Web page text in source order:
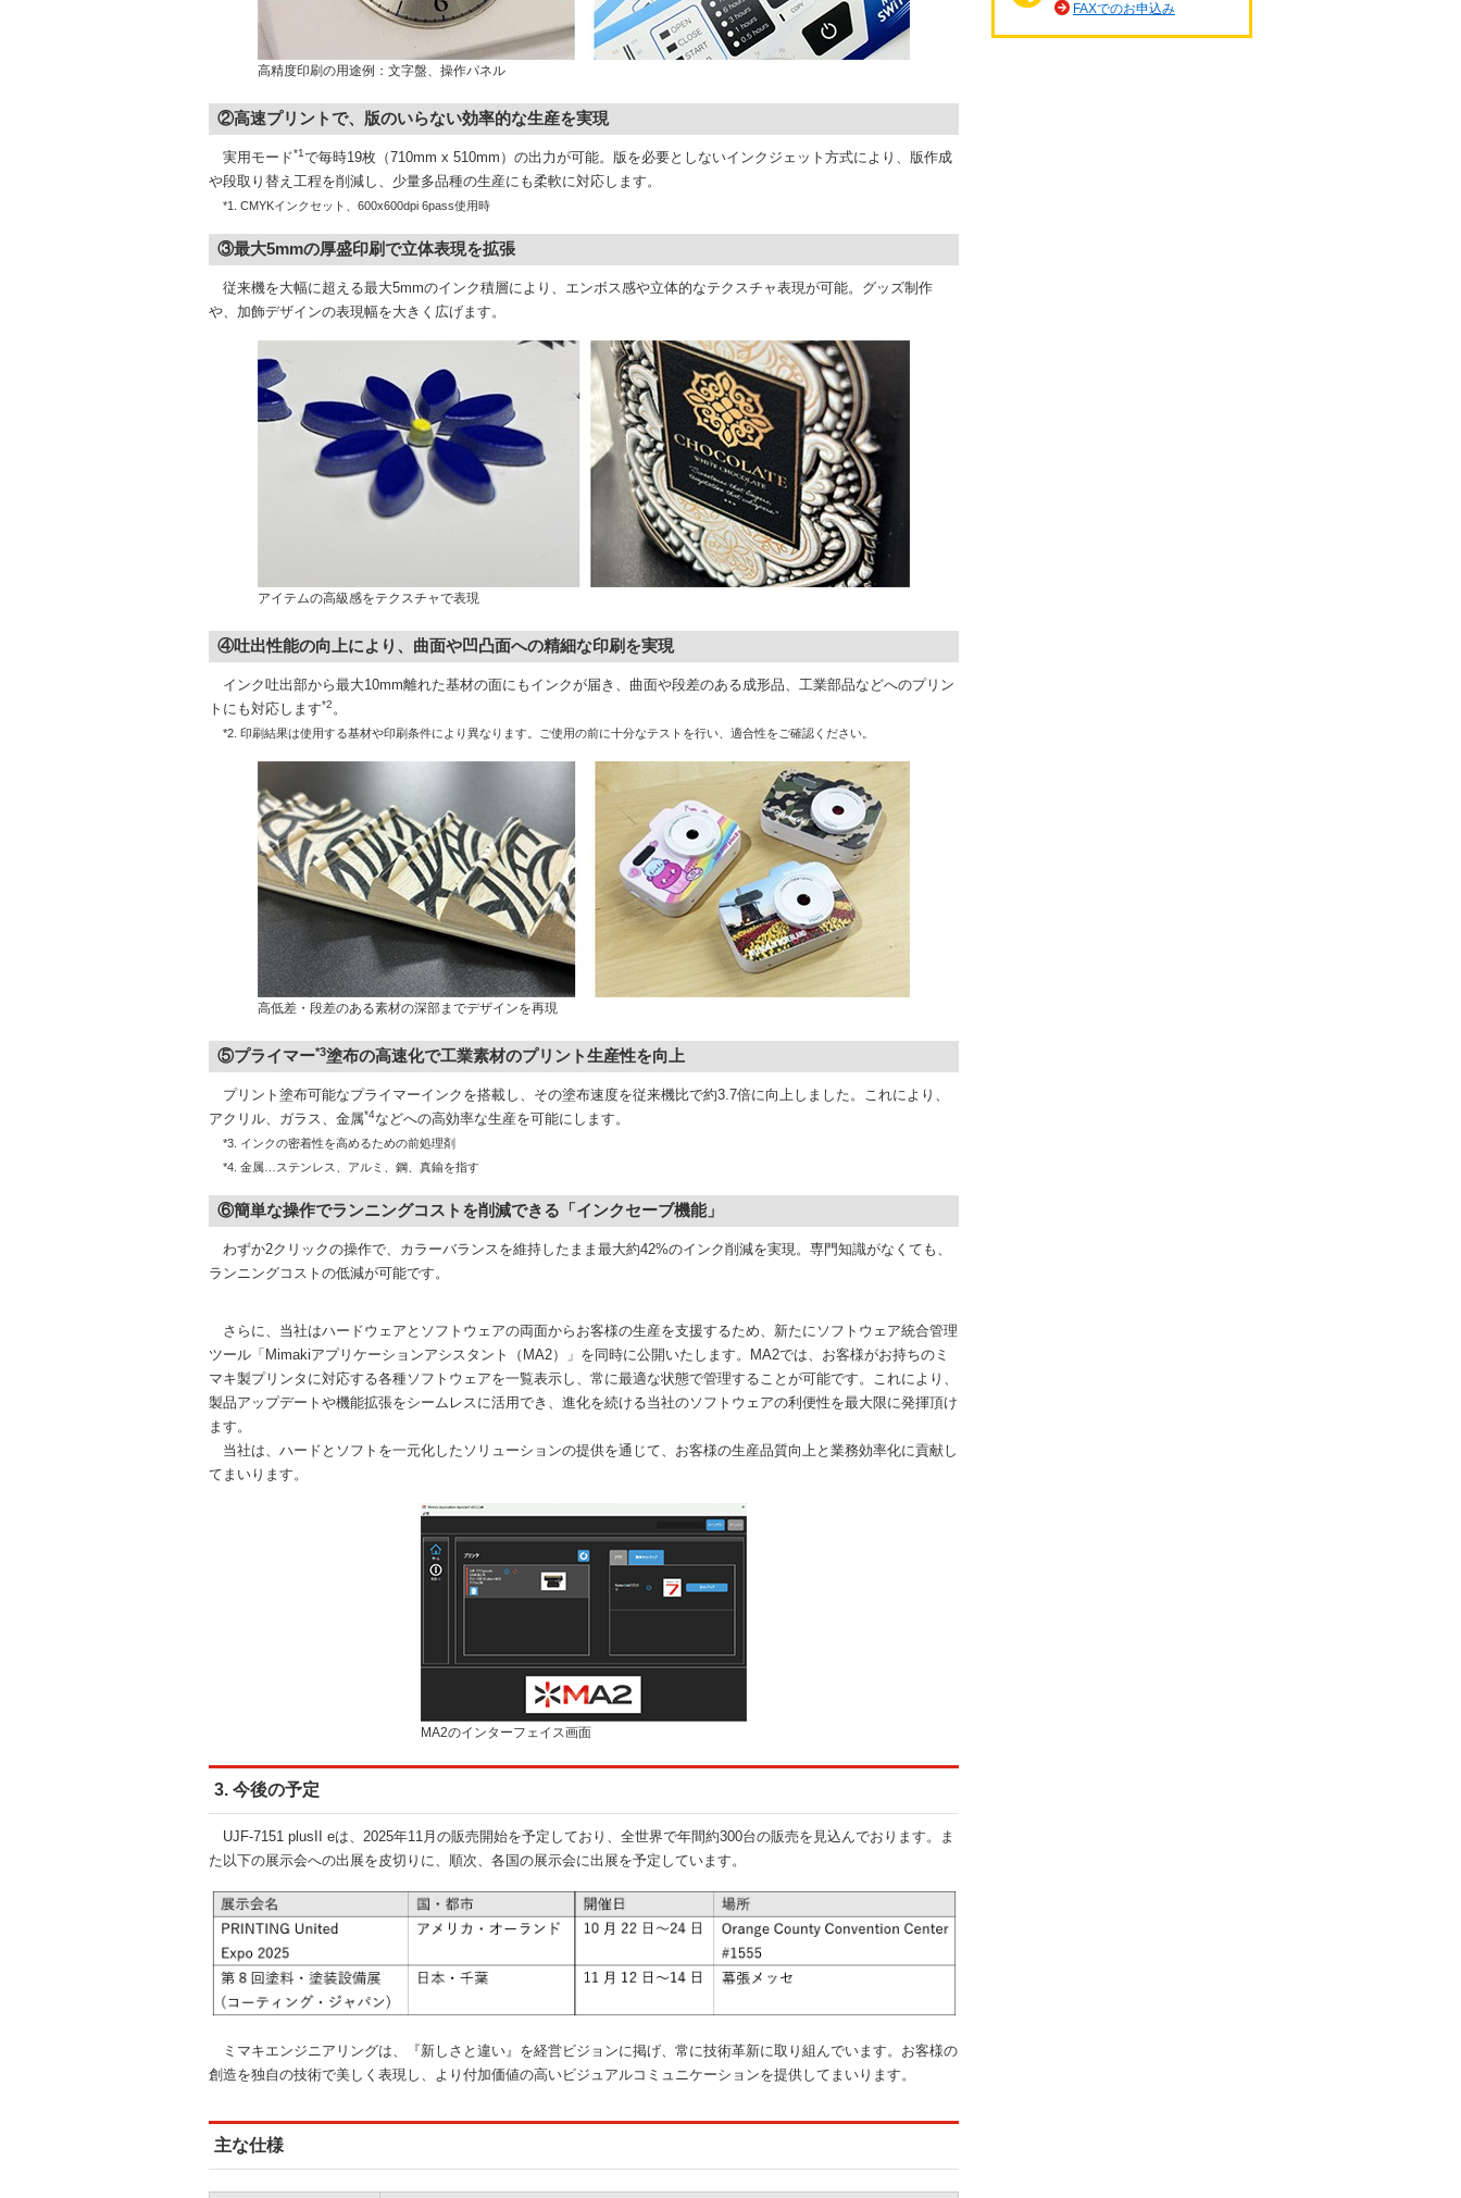
高精度印刷の用途例：文字盤、操作パネル
②高速プリントで、版のいらない効率的な生産を実現
実用モード*1で毎時19枚（710mm x 510mm）の出力が可能。版を必要としないインクジェット方式により、版作成
や段取り替え工程を削減し、少量多品種の生産にも柔軟に対応します。
*1. CMYKインクセット、600x600dpi 6pass使用時
③最大5mmの厚盛印刷で立体表現を拡張
従来機を大幅に超える最大5mmのインク積層により、エンボス感や立体的なテクスチャ表現が可能。グッズ制作
や、加飾デザインの表現幅を大きく広げます。
アイテムの高級感をテクスチャで表現
④吐出性能の向上により、曲面や凹凸面への精細な印刷を実現
インク吐出部から最大10mm離れた基材の面にもインクが届き、曲面や段差のある成形品、工業部品などへのプリン
トにも対応します*2。
*2. 印刷結果は使用する基材や印刷条件により異なります。ご使用の前に十分なテストを行い、適合性をご確認ください。
高低差・段差のある素材の深部までデザインを再現
⑤プライマー*3塗布の高速化で工業素材のプリント生産性を向上
プリント塗布可能なプライマーインクを搭載し、その塗布速度を従来機比で約3.7倍に向上しました。これにより、
アクリル、ガラス、金属*4などへの高効率な生産を可能にします。
*3. インクの密着性を高めるための前処理剤
*4. 金属…ステンレス、アルミ、鋼、真鍮を指す
⑥簡単な操作でランニングコストを削減できる「インクセーブ機能」
わずか2クリックの操作で、カラーバランスを維持したまま最大約42%のインク削減を実現。専門知識がなくても、
ランニングコストの低減が可能です。
さらに、当社はハードウェアとソフトウェアの両面からお客様の生産を支援するため、新たにソフトウェア統合管理
ツール「Mimakiアプリケーションアシスタント（MA2）」を同時に公開いたします。MA2では、お客様がお持ちのミ
マキ製プリンタに対応する各種ソフトウェアを一覧表示し、常に最適な状態で管理することが可能です。これにより、
製品アップデートや機能拡張をシームレスに活用でき、進化を続ける当社のソフトウェアの利便性を最大限に発揮頂け
ます。
当社は、ハードとソフトを一元化したソリューションの提供を通じて、お客様の生産品質向上と業務効率化に貢献し
てまいります。
MA2のインターフェイス画面
3. 今後の予定
UJF-7151 plusII eは、2025年11月の販売開始を予定しており、全世界で年間約300台の販売を見込んでおります。ま
た以下の展示会への出展を皮切りに、順次、各国の展示会に出展を予定しています。
ミマキエンジニアリングは、『新しさと違い』を経営ビジョンに掲げ、常に技術革新に取り組んでいます。お客様の
創造を独自の技術で美しく表現し、より付加価値の高いビジュアルコミュニケーションを提供してまいります。
主な仕様
FAXでのお申込み